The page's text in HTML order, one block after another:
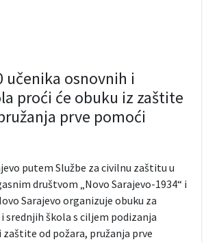
učenika osnovnih i
proći će obuku iz zaštite
prve pomoći
putem Službe za civilnu zaštitu u
društvom „Novo Sarajevo-1934“ i
Sarajevo organizuje obuku za
srednjih škola s ciljem podizanja
od požara, pružanja prve